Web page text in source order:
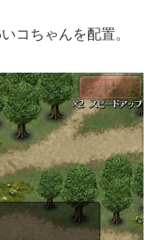
コちゃんを配置。